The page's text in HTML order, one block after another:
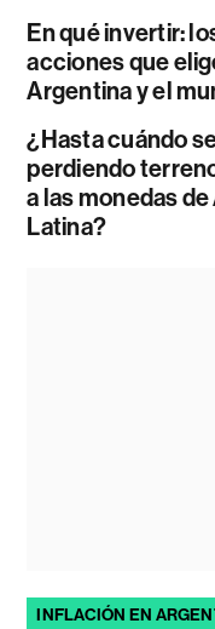
En qué invertir:
acciones que
Argentina y el
¿Hasta cuándo
perdiendo
a las monedas
Latina?
INFLACIÓN EN